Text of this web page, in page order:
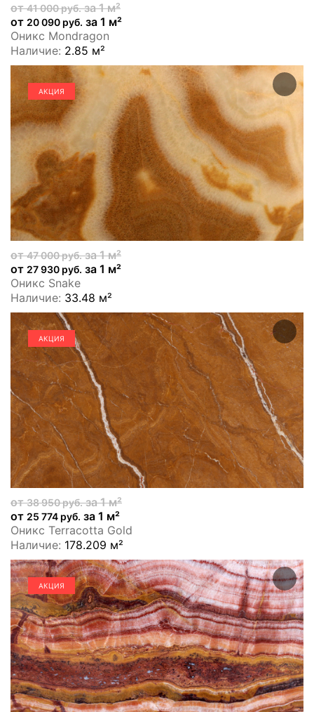
от41 000 руб.за 1 м²
от 20 090 руб. за 1 м²
Оникс Mondragon
Наличие: 2.85 м²
АКЦИЯ
от47 000 руб.за 1 м²
от 27 930 руб. за 1 м²
Оникс Snake
Наличие: 33.48 м²
АКЦИЯ
от38 950 руб.за 1 м²
от 25 774 руб. за 1 м²
Оникс Terracotta Gold
Наличие: 178.209 м²
АКЦИЯ